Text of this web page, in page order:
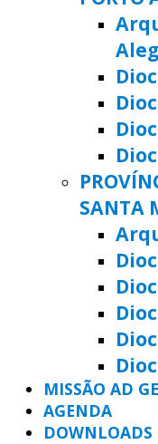
SANTA
MISSÃO AD
AGENDA
DOWNLOADS